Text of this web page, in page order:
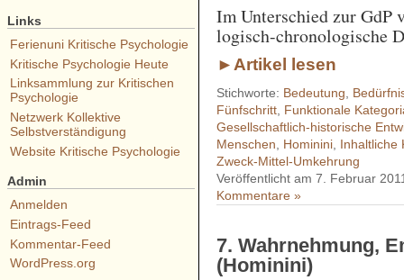
Im Unterschied zur
logisch-chronologische
►Artikel lesen
Stichworte: Bedeutung
Fünfschritt Funktionale
Gesellschaftlich-historische
Menschen
Hominini Inhaltliche
Zweck-Mittel-Umkehrung
Veröffentlicht am 7. Februar
Kommentare »
7. Wahrnehmung,
(Hominini)
Links
Ferienuni Kritische Psychologie
Kritische Psychologie Heute
Linksammlung zur Kritischen
Psychologie
Netzwerk Kollektive
Selbstverständigung
Website Kritische Psychologie
Admin
Anmelden
Eintrags-Feed
Kommentar-Feed
WordPress.org